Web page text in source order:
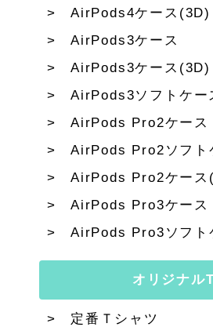
AirPods4ケース(3D)
AirPods3ケース
AirPods3ケース(3D)
AirPods3ソフトケー
AirPods Pro2ケース
AirPods Pro2ソフト
AirPods Pro2ケース
AirPods Pro3ケース
AirPods Pro3ソフト
オリジナル
定番Ｔシャツ